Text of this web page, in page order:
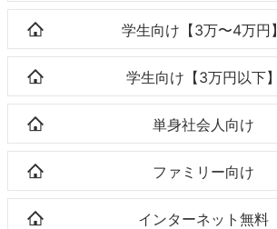
学生向け【3万〜4万円】
学生向け【3万円以下】
単身社会人向け
ファミリー向け
インターネット無料